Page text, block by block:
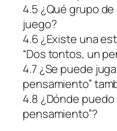
4.5 ¿Qué grupo
juego?
4.6 ¿Existe una
“Dos tontos, un
4.7 ¿Se puede
pensamiento”
4.8 ¿Dónde
pensamiento”?